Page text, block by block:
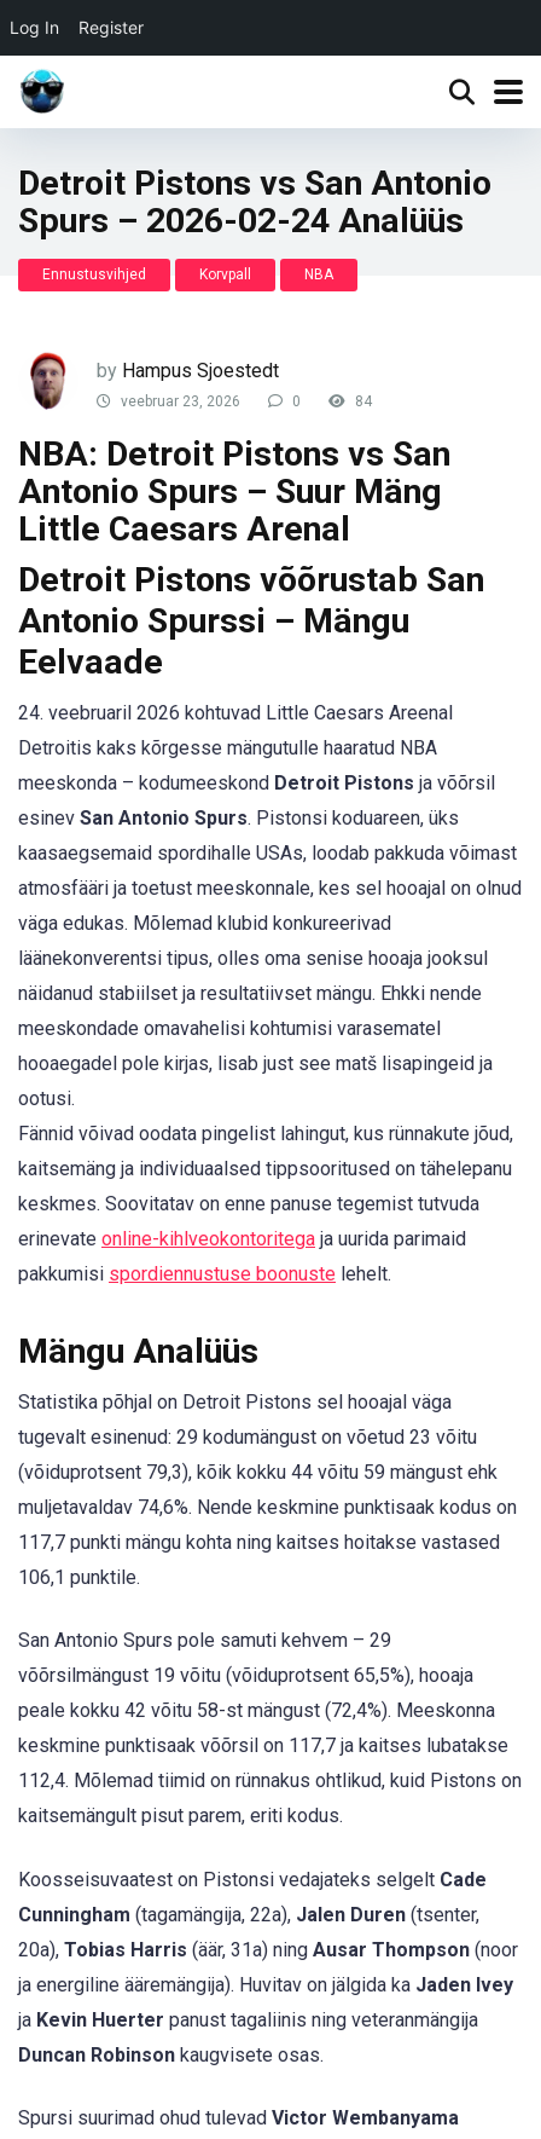
Log In Register
Detroit Pistons vs San Antonio
Spurs – 2026-02-24 Analüüs
Ennustusvihjed Korvpall NBA
by Hampus Sjoestedt
veebruar 23, 2026 0 84
NBA: Detroit Pistons vs San
Antonio Spurs – Suur Mäng
Little Caesars Arenal
Detroit Pistons võõrustab San
Antonio Spurssi – Mängu
Eelvaade
24. veebruaril 2026 kohtuvad Little Caesars Areenal
Detroitis kaks kõrgesse mängutulle haaratud NBA
meeskonda – kodumeeskond Detroit Pistons ja võõrsil
esinev San Antonio Spurs. Pistonsi koduareen, üks
kaasaegsemaid spordihalle USAs, loodab pakkuda võimast
atmosfääri ja toetust meeskonnale, kes sel hooajal on olnud
väga edukas. Mõlemad klubid konkureerivad
läänekonverentsi tipus, olles oma senise hooaja jooksul
näidanud stabiilset ja resultatiivset mängu. Ehkki nende
meeskondade omavahelisi kohtumisi varasematel
hooaegadel pole kirjas, lisab just see matš lisapingeid ja
ootusi.
Fännid võivad oodata pingelist lahingut, kus rünnakute jõud,
kaitsemäng ja individuaalsed tippsooritused on tähelepanu
keskmes. Soovitatav on enne panuse tegemist tutvuda
erinevate online-kihlveokontoritega ja uurida parimaid
pakkumisi spordiennustuse boonuste lehelt.
Mängu Analüüs
Statistika põhjal on Detroit Pistons sel hooajal väga
tugevalt esinenud: 29 kodumängust on võetud 23 võitu
(võiduprotsent 79,3), kõik kokku 44 võitu 59 mängust ehk
muljetavaldav 74,6%. Nende keskmine punktisaak kodus on
117,7 punkti mängu kohta ning kaitses hoitakse vastased
106,1 punktile.
San Antonio Spurs pole samuti kehvem – 29
võõrsilmängust 19 võitu (võiduprotsent 65,5%), hooaja
peale kokku 42 võitu 58-st mängust (72,4%). Meeskonna
keskmine punktisaak võõrsil on 117,7 ja kaitses lubatakse
112,4. Mõlemad tiimid on rünnakus ohtlikud, kuid Pistons on
kaitsemängult pisut parem, eriti kodus.
Koosseisuvaatest on Pistonsi vedajateks selgelt Cade
Cunningham (tagamängija, 22a), Jalen Duren (tsenter,
20a), Tobias Harris (äär, 31a) ning Ausar Thompson (noor
ja energiline ääremängija). Huvitav on jälgida ka Jaden Ivey
ja Kevin Huerter panust tagaliinis ning veteranmängija
Duncan Robinson kaugvisete osas.
Spursi suurimad ohud tulevad Victor Wembanyama